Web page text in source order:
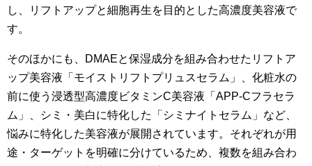
し、リフトアップと細胞再生を目的とした高濃度美容液で
す。
そのほかにも、DMAEと保湿成分を組み合わせたリフトア
ップ美容液「モイストリフトプリュスセラム」、化粧水の
前に使う浸透型高濃度ビタミンC美容液「APP-Cフラセラ
ム」、シミ・美白に特化した「シミナイトセラム」など、
悩みに特化した美容液が展開されています。それぞれが用
途・ターゲットを明確に分けているため、複数を組み合わ